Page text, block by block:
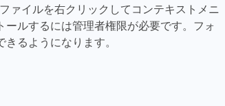
ァイルを右クリックしてコンテキストメニ
ルするには管理者権限が必要です。フォ
るようになります。